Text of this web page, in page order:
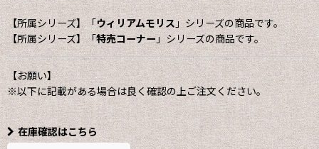
【所属シリーズ】「ウィリアムモリス」シリーズの商品です。
【所属シリーズ】「特売コーナー」シリーズの商品です。
【お願い】
※以下に記載がある場合は良く確認の上ご注文ください。
在庫確認はこちら